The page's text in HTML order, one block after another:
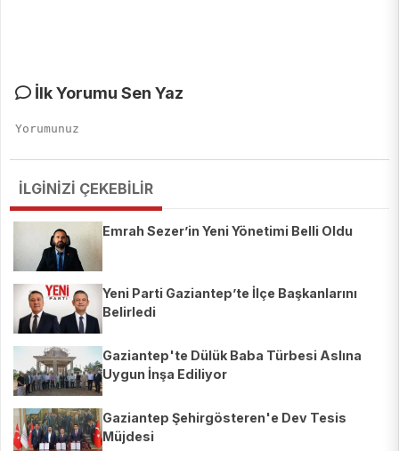
İlk Yorumu Sen Yaz
İLGİNİZİ ÇEKEBİLİR
Emrah Sezer’in Yeni Yönetimi Belli Oldu
Yeni Parti Gaziantep’te İlçe Başkanlarını
Belirledi
Gaziantep'te Dülük Baba Türbesi Aslına
Uygun İnşa Ediliyor
Gaziantep Şehirgösteren'e Dev Tesis
Müjdesi